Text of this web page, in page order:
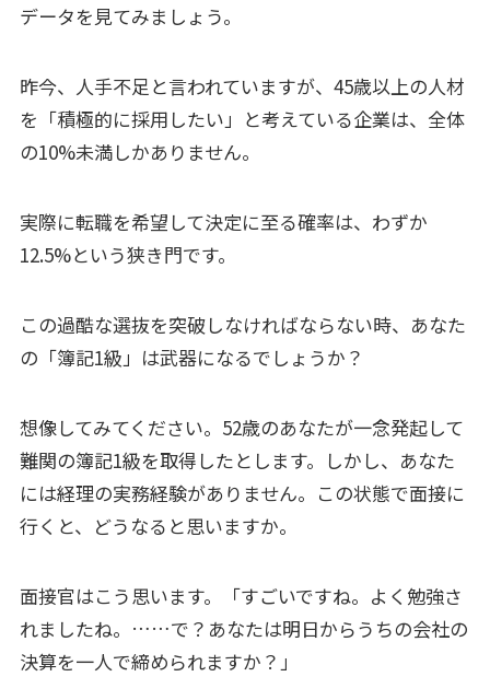
データを見てみましょう。
昨今、人手不足と言われていますが、45歳以上の人材
を「積極的に採用したい」と考えている企業は、全体
の10%未満しかありません。
実際に転職を希望して決定に至る確率は、わずか
12.5%という狭き門です。
この過酷な選抜を突破しなければならない時、あなた
の「簿記1級」は武器になるでしょうか？
想像してみてください。52歳のあなたが一念発起して
難関の簿記1級を取得したとします。しかし、あなた
には経理の実務経験がありません。この状態で面接に
行くと、どうなると思いますか。
面接官はこう思います。「すごいですね。よく勉強さ
れましたね。……で？あなたは明日からうちの会社の
決算を一人で締められますか？」